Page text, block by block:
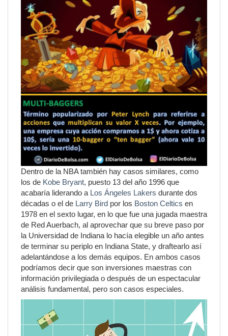
Dentro de la NBA también hay casos similares, como
los de Kobe Bryant, puesto 13 del año 1996 que
acabaría liderando a Los Ángeles Lakers durante dos
décadas o el de Larry Bird por los Boston Celtics en
1978 en el sexto lugar, en lo que fue una jugada maestra
de Red Auerbach, al aprovechar que su breve paso por
la Universidad de Indiana lo hacía elegible un año antes
de terminar su periplo en Indiana State, y draftearlo así
adelantándose a los demás equipos. En ambos casos
podríamos decir que son inversiones maestras con
información privilegiada o después de un espectacular
análisis fundamental, pero son casos especiales.